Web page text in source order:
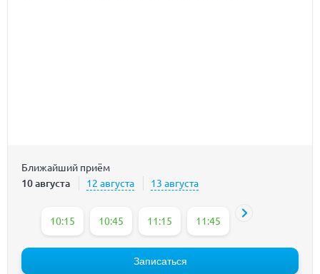
Ближайший приём
10 августа 12 августа 13 августа
10:15 10:45 11:15 11:45 14:30
Записаться